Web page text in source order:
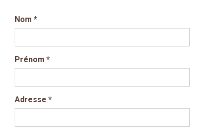
Nom *
Prénom *
Adresse *